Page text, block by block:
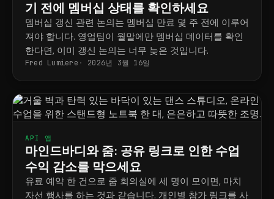
기 전에 멤버십 상태를 확인하세요
멤버십 갱신 관련 논의는 멤버십 만료 몇 주 전에 이루어
져야 합니다. 영업팀이 월말에만 멤버십 데이터를 확인
한다면, 이미 갱신 논의는 너무 늦은 것입니다.
Fred Lumiere 2026년 3월 16일
API 앱
마인드바디와 줌: 공유 링크로 인한 수업
수익 감소를 막으세요
유료 예약 한 건으로 줌 회의실에 세 명이 모이면, 마치
자선 행사를 하는 것과 같습니다. 개인별 참가 링크를 사